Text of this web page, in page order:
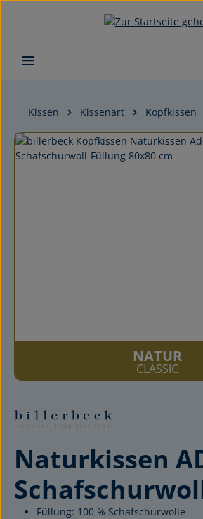
Zum Hauptinhalt springen
Kissen Kissenart
Kopfkissen
Bildergalerie überspringen
NATUR
CLASSIC
Naturkissen
Füllung: 100 % Schafschurwolle